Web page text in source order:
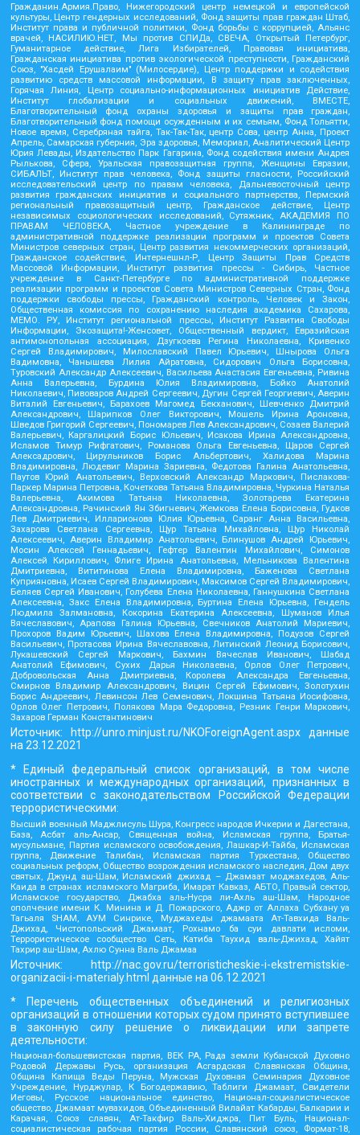
Гражданин.Армия.Право, Нижегородский центр немецкой и европейской
культуры, Центр гендерных исследований, Фонд защиты прав граждан Штаб,
Институт права и публичной политики, Фонд борьбы с коррупцией, Альянс
врачей, НАСИЛИЮ.НЕТ, Мы против СПИДа, СВЕЧА, Открытый Петербург,
Гуманитарное действие, Лига Избирателей, Правовая инициатива,
Гражданская инициатива против экологической преступности, Гражданский
Союз, "Хасдей Ерушалаим" (Милосердие), Центр поддержки и содействия
развитию средств массовой информации, В защиту прав заключенных,
Горячая Линия, Центр социально-информационных инициатив Действие,
Институт глобализации и социальных движений, ВМЕСТЕ,
Благотворительный фонд охраны здоровья и защиты прав граждан,
Благотворительный фонд помощи осужденным и их семьям, Фонд Тольятти,
Новое время, Серебряная тайга, Так-Так-Так, центр Сова, центр Анна, Проект
Апрель, Самарская губерния, Эра здоровья, Мемориал, Аналитический Центр
Юрия Левады, Издательство Парк Гагарина, Фонд содействия имени Андрея
Рылькова, Сфера, Уральская правозащитная группа, Женщины Евразии,
СИБАЛЬТ, Институт прав человека, Фонд защиты гласности, Российский
исследовательский центр по правам человека, Дальневосточный центр
развития гражданских инициатив и социального партнерства, Пермский
региональный правозащитный центр, Гражданское действие, Центр
независимых социологических исследований, Сутяжник, АКАДЕМИЯ ПО
ПРАВАМ ЧЕЛОВЕКА, Частное учреждение в Калининграде по
административной поддержке реализации программ и проектов Совета
Министров северных стран, Центр развития некоммерческих организаций,
Гражданское содействие, Интернешнл-Р, Центр Защиты Прав Средств
Массовой Информации, Институт развития прессы - Сибирь, Частное
учреждение в Санкт-Петербурге по административной поддержке
реализации программ и проектов Совета Министров Северных Стран, Фонд
поддержки свободы прессы, Гражданский контроль, Человек и Закон,
Общественная комиссия по сохранению наследия академика Сахарова,
МЕМО. РУ, Институт региональной прессы, Институт Развития Свободы
Информации, Экозащита!-Женсовет, Общественный вердикт, Евразийская
антимонопольная ассоциация, Дзугкоева Регина Николаевна, Кривенко
Сергей Владимирович, Милославский Павел Юрьевич, Шнырова Ольга
Вадимовна, Чанышева Лилия Айратовна, Сидорович Ольга Борисовна,
Туровский Александр Алексеевич, Васильева Анастасия Евгеньевна, Ривина
Анна Валерьевна, Бурдина Юлия Владимировна, Бойко Анатолий
Николаевич, Пивоваров Андрей Сергеевич, Дугин Сергей Георгиевич, Аверин
Виталий Евгеньевич, Барахоев Магомед Бекханович, Шевченко Дмитрий
Александрович, Шарипков Олег Викторович, Мошель Ирина Ароновна,
Шведов Григорий Сергеевич, Пономарев Лев Александрович, Созаев Валерий
Валерьевич, Каргалицкий Борис Юльевич, Исакова Ирина Александровна,
Исламов Тимур Рифгатович, Романова Ольга Евгеньевна, Щаров Сергей
Алексадрович, Цирульников Борис Альбертович, Халидова Марина
Владимировна, Людевиг Марина Зариевна, Федотова Галина Анатольевна,
Паутов Юрий Анатольевич, Верховский Александр Маркович, Пислакова-
Паркер Марина Петровна, Кочеткова Татьяна Владимировна, Чуркина Наталья
Валерьевна, Акимова Татьяна Николаевна, Золотарева Екатерина
Александровна, Рачинский Ян Збигневич, Жемкова Елена Борисовна, Гудков
Лев Дмитриевич, Илларионова Юлия Юрьевна, Саранг Анна Васильевна,
Захарова Светлана Сергеевна, Щур Татьяна Михайловна, Щур Николай
Алексеевич, Аверин Владимир Анатольевич, Блинушов Андрей Юрьевич,
Мосин Алексей Геннадьевич, Гефтер Валентин Михайлович, Симонов
Алексей Кириллович, Флиге Ирина Анатольевна, Мельникова Валентина
Дмитриевна, Вититинова Елена Владимировна, Баженова Светлана
Куприяновна, Исаев Сергей Владимирович, Максимов Сергей Владимирович,
Беляев Сергей Иванович, Голубева Елена Николаевна, Ганнушкина Светлана
Алексеевна, Закс Елена Владимировна, Буртина Елена Юрьевна, Гендель
Людмила Залмановна, Кокорина Екатерина Алексеевна, Шуманов Илья
Вячеславович, Арапова Галина Юрьевна, Свечников Анатолий Мариевич,
Прохоров Вадим Юрьевич, Шахова Елена Владимировна, Подузов Сергей
Васильевич, Протасова Ирина Вячеславовна, Литинский Леонид Борисович,
Лукашевский Сергей Маркович, Бахмин Вячеслав Иванович, Шабад
Анатолий Ефимович, Сухих Дарья Николаевна, Орлов Олег Петрович,
Добровольская Анна Дмитриевна, Королева Александра Евгеньевна,
Смирнов Владимир Александрович, Вицин Сергей Ефимович, Золотухин
Борис Андреевич, Левинсон Лев Семенович, Локшина Татьяна Иосифовна,
Орлов Олег Петрович, Полякова Мара Федоровна, Резник Генри Маркович,
Захаров Герман Константинович
Источник: http://unro.minjust.ru/NKOForeignAgent.aspx данные
на 23.12.2021
* Единый федеральный список организаций, в том числе
иностранных и международных организаций, признанных в
соответствии с законодательством Российской Федерации
террористическими:
Высший военный Маджлисуль Шура, Конгресс народов Ичкерии и Дагестана,
База, Асбат аль-Ансар, Священная война, Исламская группа, Братья-
мусульмане, Партия исламского освобождения, Лашкар-И-Тайба, Исламская
группа, Движение Талибан, Исламская партия Туркестана, Общество
социальных реформ, Общество возрождения исламского наследия, Дом двух
святых, Джунд аш-Шам, Исламский джихад – Джамаат моджахедов, Аль-
Каида в странах исламского Магриба, Имарат Кавказ, АБТО, Правый сектор,
Исламское государство, Джабха аль-Нусра ли-Ахль аш-Шам, Народное
ополчение имени К. Минина и Д. Пожарского, Аджр от Аллаха Субхану уа
Тагьаля SHAM, АУМ Синрике, Муджахеды джамаата Ат-Тавхида Валь-
Джихад, Чистопольский Джамаат, Рохнамо ба суи давлати исломи,
Террористическое сообщество Сеть, Катиба Таухид валь-Джихад, Хайят
Тахрир аш-Шам, Ахлю Сунна Валь Джамаа
Источник: http://nac.gov.ru/terroristicheskie-i-ekstremistskie-
organizacii-i-materialy.html данные на 06.12.2021
* Перечень общественных объединений и религиозных
организаций в отношении которых судом принято вступившее
в законную силу решение о ликвидации или запрете
деятельности:
Национал-большевистская партия, ВЕК РА, Рада земли Кубанской Духовно
Родовой Державы Русь, организация Асгардская Славянская Община,
Община Капища Веды Перуна, Мужская Духовная Семинария Духовное
Учреждение, Нурджулар, К Богодержавию, Таблиги Джамаат, Свидетели
Иеговы, Русское национальное единство, Национал-социалистическое
общество, Джамаат мувахидов, Объединенный Вилайат Кабарды, Балкарии и
Карачая, Союз славян, Ат-Такфир Валь-Хиджра, Пит Буль, Национал-
социалистическая рабочая партия России, Славянский союз, Формат-18,